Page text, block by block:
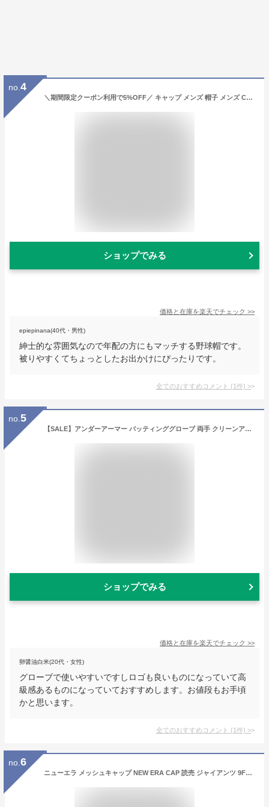
no. 4
＼期間限定クーポン利用で5%OFF／ キャップ メンズ 帽子 メンズ CROCODILE メンズ ピーチ起毛ツイル 秋冬 ギフト キャップ 野球帽 クロコダイル キャップ ブランド 普段使い 紳士帽子 全2色 30代 40代 50代 60代 ファッション 誕生日 プレゼント ラッピング無料 父の日
ショップでみる
価格と在庫を楽天でチェック >>
epiepinana(40代・男性)
紳士的な雰囲気なので年配の方にもマッチする野球帽です。
被りやすくてちょっとしたお出かけにぴったりです。
全てのおすすめコメント (1件) >
no. 5
【SALE】アンダーアーマー バッティンググローブ 両手 クリーンアップ クリーンナップ メンズ 手袋 革手袋 海外モデル 野球 UNDER ARMOUR UA CLEAN UP 1341970 父の日 プレゼント ギフト 男性 【メール便送料無料】[M便 1/3]
ショップでみる
価格と在庫を楽天でチェック >>
卵醤油白米(20代・女性)
グローブで使いやすいですしロゴも良いものになっていて高
級感あるものになっていておすすめします。お値段もお手頃
かと思います。
全てのおすすめコメント (1件) >
no. 6
ニューエラ メッシュキャップ NEW ERA CAP 読売 ジャイアンツ 9FORTY A-Frame トラッカー メンズ レディース 帽子 NPB 巨人軍 プロ野球 ブランド おしゃれ かっこいい 人気 大きい 小さい サイズ調整 正規品 ユニセックス 春 夏 秋 冬 60575682